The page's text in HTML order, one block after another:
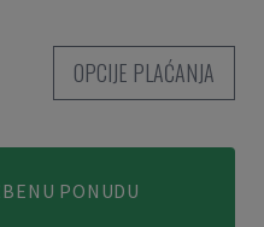
OPCIJE PLAĆANJA
PONUDU